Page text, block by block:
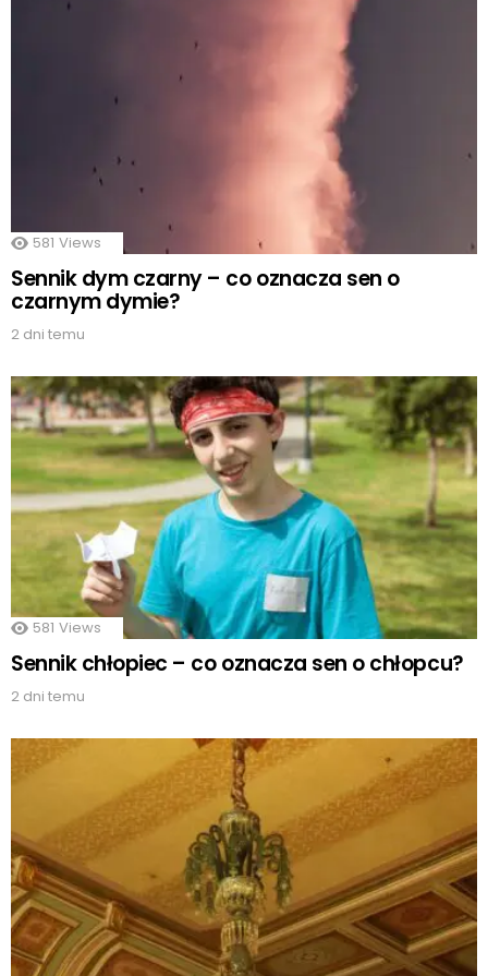
581 Views
Sennik dym czarny – co oznacza sen o
czarnym dymie?
2 dni temu
581 Views
Sennik chłopiec – co oznacza sen o chłopcu?
2 dni temu